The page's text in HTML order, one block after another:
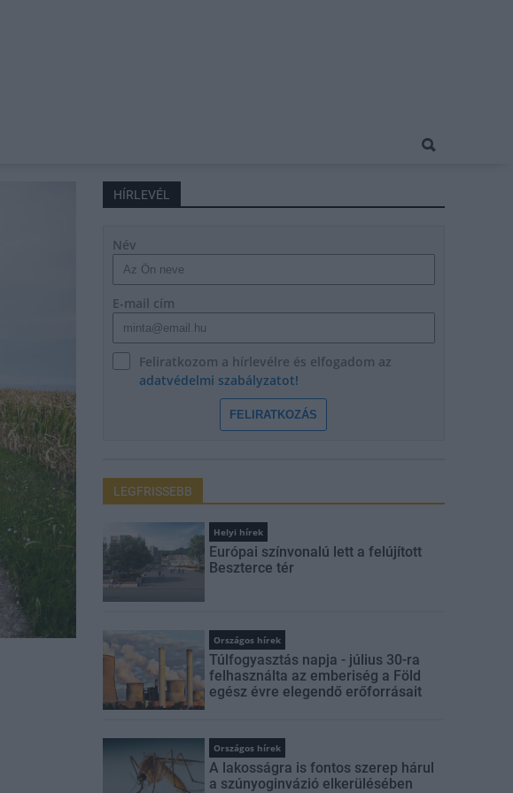
HÍRLEVÉL
Név
E-mail cím
Feliratkozom a hírlevélre és elfogadom az
adatvédelmi szabályzatot!
FELIRATKOZÁS
LEGFRISSEBB
Helyi hírek
Európai színvonalú lett a felújított
Beszterce tér
Országos hírek
Túlfogyasztás napja - július 30-ra
felhasználta az emberiség a Föld
egész évre elegendő erőforrásait
Országos hírek
A lakosságra is fontos szerep hárul
a szúnyoginvázió elkerülésében